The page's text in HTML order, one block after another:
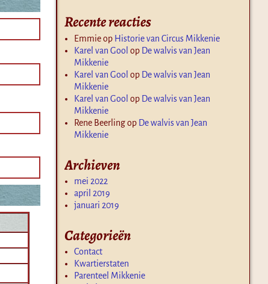
Recente reacties
Emmieop Historie van Circus Mikkenie
Karel van Gool op De walvis van Jean
Mikkenie
Karel van Gool op De walvis van Jean
Mikkenie
Karel van Gool op De walvis van Jean
Mikkenie
Rene Beerlingop De walvis van Jean
Mikkenie
Archieven
mei 2022
april 2019
januari 2019
Categorieën
Contact
Kwartierstaten
Parenteel Mikkenie